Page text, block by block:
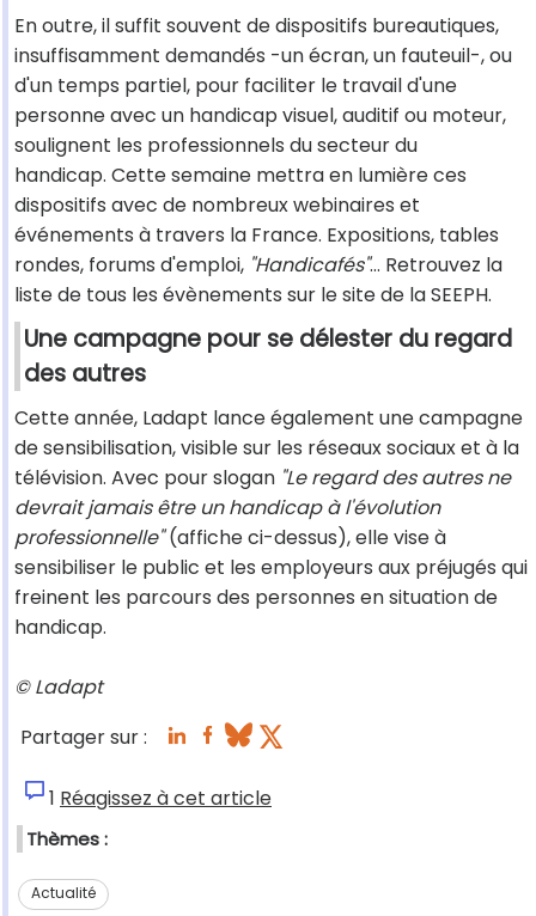
En outre, il suffit souvent de dispositifs bureautiques,
insuffisamment demandés -un écran, un fauteuil-, ou
d'un temps partiel, pour faciliter le travail d'une
personne avec un handicap visuel, auditif ou moteur,
soulignent les professionnels du secteur du
handicap. Cette semaine mettra en lumière ces
dispositifs avec de nombreux webinaires et
événements à travers la France. Expositions, tables
rondes, forums d'emploi, "Handicafés"… Retrouvez la
liste de tous les évènements sur le site de la SEEPH.
Une campagne pour se délester du regard
des autres
Cette année, Ladapt lance également une campagne
de sensibilisation, visible sur les réseaux sociaux et à la
télévision. Avec pour slogan "Le regard des autres ne
devrait jamais être un handicap à l'évolution
professionnelle"(affiche ci-dessus), elle vise à
sensibiliser le public et les employeurs aux préjugés qui
freinent les parcours des personnes en situation de
handicap.
© Ladapt
Partager sur :
1 Réagissez à cet article
Thèmes :
Actualité